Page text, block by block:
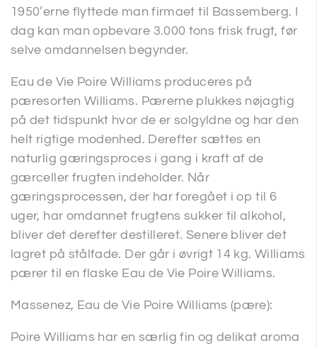
1950’erne flyttede man firmaet til Bassemberg. I
dag kan man opbevare 3.000 tons frisk frugt, før
selve omdannelsen begynder.
Eau de Vie Poire Williams produceres på
pæresorten Williams. Pærerne plukkes nøjagtig
på det tidspunkt hvor de er solgyldne og har den
helt rigtige modenhed. Derefter sættes en
naturlig gæringsproces i gang i kraft af de
gærceller frugten indeholder. Når
gæringsprocessen, der har foregået i op til 6
uger, har omdannet frugtens sukker til alkohol,
bliver det derefter destilleret. Senere bliver det
lagret på stålfade. Der går i øvrigt 14 kg. Williams
pærer til en flaske Eau de Vie Poire Williams.
Massenez, Eau de Vie Poire Williams (pære):
Poire Williams har en særlig fin og delikat aroma